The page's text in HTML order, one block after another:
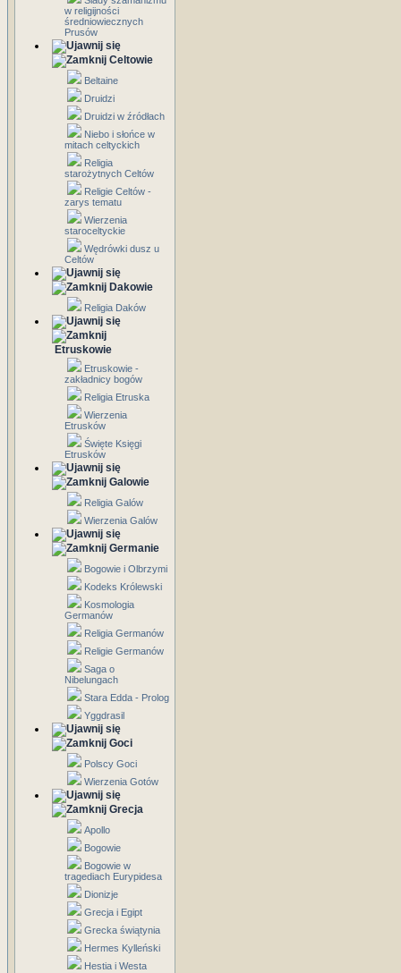
w religijności
średniowiecznych
Prusów
Celtowie
Beltaine
Druidzi
Druidzi w źródłach
Niebo i słońce w
mitach celtyckich
Religia
starożytnych Celtów
Religie Celtów -
zarys tematu
Wierzenia
staroceltyckie
Wędrówki dusz u
Celtów
Dakowie
Religia Daków
Etruskowie
Etruskowie -
zakładnicy bogów
Religia Etruska
Wierzenia
Etrusków
Święte Księgi
Etrusków
Galowie
Religia Galów
Wierzenia Galów
Germanie
Bogowie i Olbrzymi
Kodeks Królewski
Kosmologia
Germanów
Religia Germanów
Religie Germanów
Saga o
Nibelungach
Stara Edda - Prolog
Yggdrasil
Goci
Polscy Goci
Wierzenia Gotów
Grecja
Apollo
Bogowie
Bogowie w
tragediach Eurypidesa
Dionizje
Grecja i Egipt
Grecka świątynia
Hermes Kylleński
Hestia i Westa